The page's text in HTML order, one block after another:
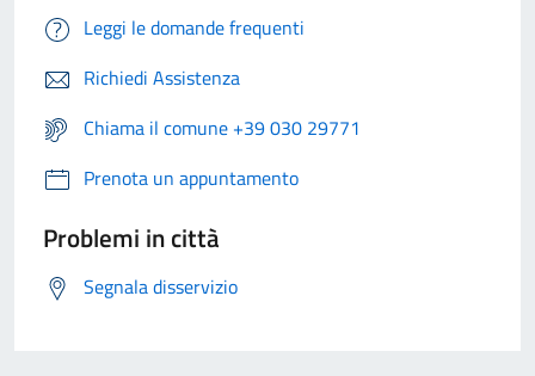
Leggi le domande frequenti
Richiedi Assistenza
Chiama il comune +39 030 29771
Prenota un appuntamento
Problemi in città
Segnala disservizio